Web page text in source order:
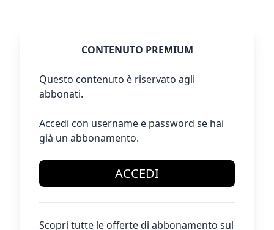
CONTENUTO PREMIUM
Questo contenuto è riservato agli
abbonati.
Accedi con username e password se hai
già un abbonamento.
ACCEDI
Scopri tutte le offerte di abbonamento sul